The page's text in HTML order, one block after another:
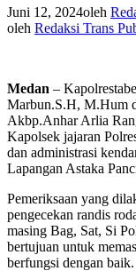
Juni 12, 2024oleh
oleh Redaksi Trans
Medan –
Marbun.S.H, M.Hum
Akbp.Anhar Arlia
Kapolsek jajaran
dan administrasi
Lapangan Astaka
Pemeriksaan yang
pengecekan randis
masing Bag, Sat, Si
bertujuan untuk
berfungsi dengan baik.